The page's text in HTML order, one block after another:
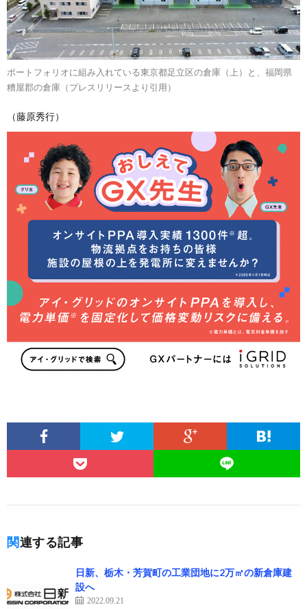
ポートフォリオに組み入れている東京都足立区の倉庫（上）と、福岡県
糟屋郡の倉庫（プレスリリースより引用）
（藤原秀行）
関連する記事
日新、栃木・芳賀町の工業団地に2万㎡の新倉庫建
設へ
2022.09.21